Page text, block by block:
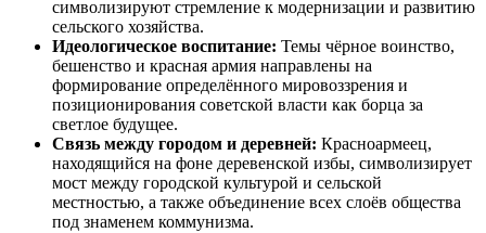
символизируют стремление к модернизации и развитию
сельского хозяйства.
Идеологическое воспитание: Темы чёрное воинство,
бешенство и красная армия направлены на
формирование определённого мировоззрения и
позиционирования советской власти как борца за
светлое будущее.
Связь между городом и деревней: Красноармеец,
находящийся на фоне деревенской избы, символизирует
мост между городской культурой и сельской
местностью, а также объединение всех слоёв общества
под знаменем коммунизма.